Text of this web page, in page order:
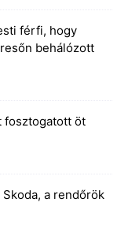
férfi, hogy
behálózott
fosztogatott öt
Skoda, a rendőrök